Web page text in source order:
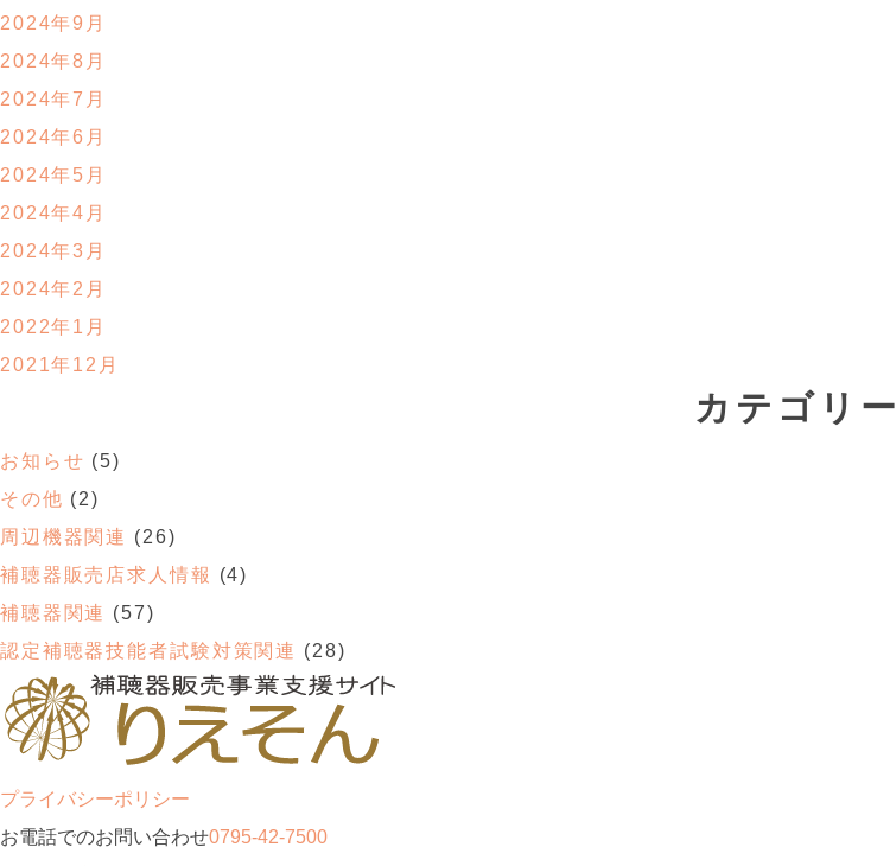
2024年9月
2024年8月
2024年7月
2024年6月
2024年5月
2024年4月
2024年3月
2024年2月
2022年1月
2021年12月
カテゴリー
お知らせ (5)
その他 (2)
周辺機器関連 (26)
補聴器販売店求人情報
(4)
補聴器関連 (57)
認定補聴器技能者試験対策関連 (28)
プライバシーポリシー
お電話でのお問い合わせ0795-42-7500